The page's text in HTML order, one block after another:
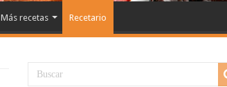
Más recetas Recetario